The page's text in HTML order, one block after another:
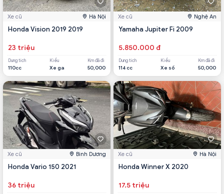
Xe cũ Hà Nội
Honda Vision 2019 2019
23 triệu
Dung tích
110cc
Kiểu
Xe ga
Km đã đi
50,000
Xe cũ Nghệ An
Yamaha Jupiter Fi 2009
5.850.000 đ
Dung tích
114 cc
Kiểu
Xe số
Km đã đi
50,000
Xe cũ Bình Dương
Honda Vario 150 2021
36 triệu
Xe cũ Hà Nội
Honda Winner X 2020
17.5 triệu